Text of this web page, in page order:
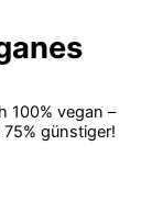
100% vegan –
günstiger!